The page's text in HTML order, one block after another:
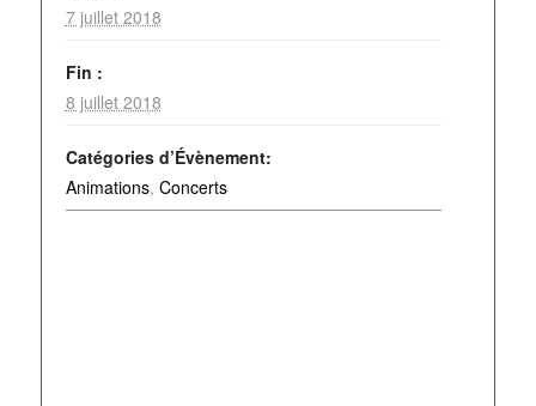
7 juillet 2018
Fin :
8 juillet 2018
Catégories d’Évènement:
Animations, Concerts